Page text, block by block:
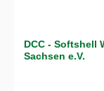
DCC - Softshell
Sachsen e.V.